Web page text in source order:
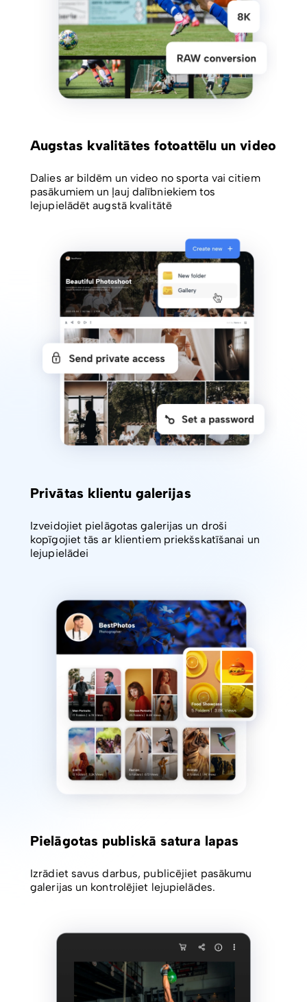
Augstas kvalitātes fotoattēlu un video
Dalies ar bildēm un video no sporta vai citiem
pasākumiem un ļauj dalībniekiem tos
lejupielādēt augstā kvalitātē
Privātas klientu galerijas
Izveidojiet pielāgotas galerijas un droši
kopīgojiet tās ar klientiem priekšskatīšanai un
lejupielādei
Pielāgotas publiskā satura lapas
Izrādiet savus darbus, publicējiet pasākumu
galerijas un kontrolējiet lejupielādes.